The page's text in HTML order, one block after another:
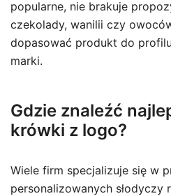
popularne, nie brakuje
czekolady, wanilii czy
dopasować produkt do
marki.
Gdzie znaleźć
krówki z logo?
Wiele firm specjalizuje się w
personalizowanych słodyczy